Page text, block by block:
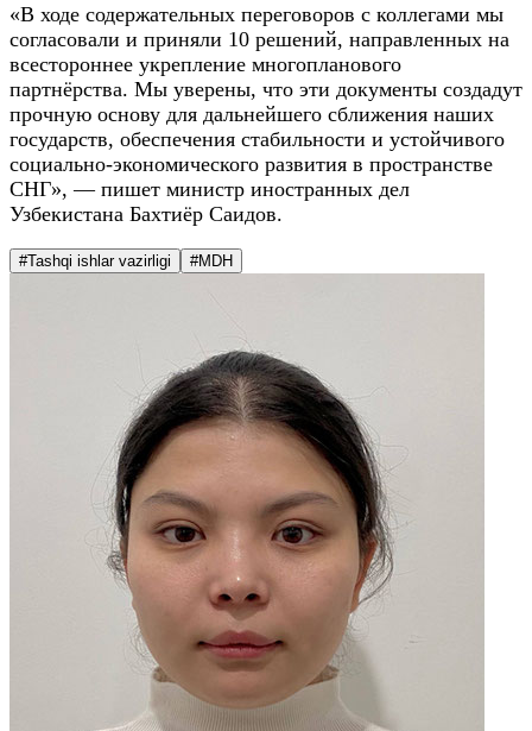
«В ходе содержательных переговоров с коллегами мы
согласовали и приняли 10 решений, направленных на
всестороннее укрепление многопланового
партнёрства. Мы уверены, что эти документы создадут
прочную основу для дальнейшего сближения наших
государств, обеспечения стабильности и устойчивого
социально-экономического развития в пространстве
СНГ», — пишет министр иностранных дел
Узбекистана Бахтиёр Саидов.
#Tashqi ishlar vazirligi #MDH